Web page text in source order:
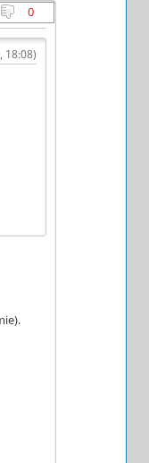
0
18:08)